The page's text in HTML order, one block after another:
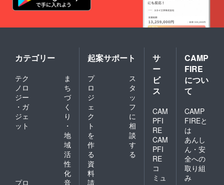
カテゴリー
テク
ノロ
ジー
・ガ
ジェ
ット
ま
ち
づ
く
り
・
地
域
活
性
化
プロ
音
起案サポート
プ
ロ
ジ
ェ
ク
ト
を
作
る
ス
タ
ッ
フ
に
相
談
す
る
資
料
請
サ
ー
ビ
ス
CAM
PFI
RE
CAM
PFI
RE
コ
ミュ
CAMP
FIRE
につい
て
CAMP
FIREと
は
あんし
ん・安
全への
取り組
み